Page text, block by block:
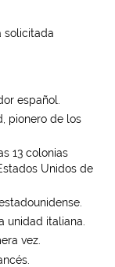
solicitada
español.
pionero de los
13 colonias
Unidos de
unidad italiana.
vez.